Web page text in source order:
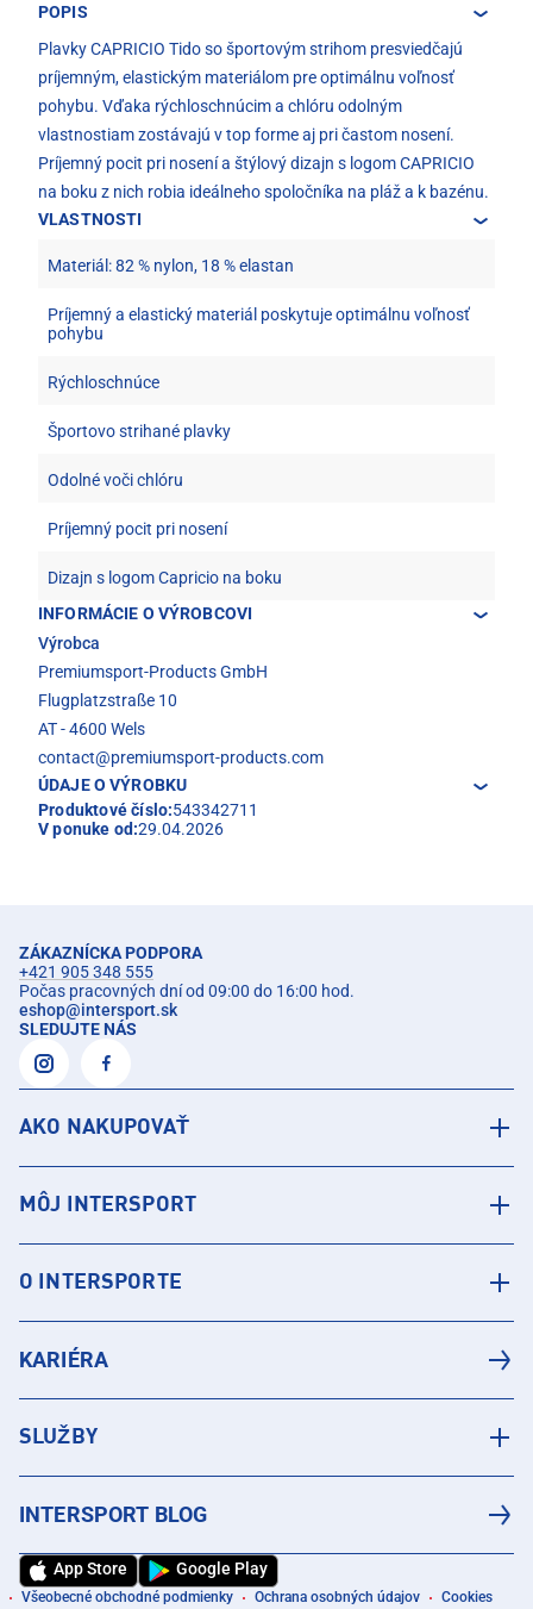
POPIS
Plavky CAPRICIO Tido so športovým strihom presviedčajú
príjemným, elastickým materiálom pre optimálnu voľnosť
pohybu. Vďaka rýchloschnúcim a chlóru odolným
vlastnostiam zostávajú v top forme aj pri častom nosení.
Príjemný pocit pri nosení a štýlový dizajn s logom CAPRICIO
na boku z nich robia ideálneho spoločníka na pláž a k bazénu.
VLASTNOSTI
Materiál: 82 % nylon, 18 % elastan
Príjemný a elastický materiál poskytuje optimálnu voľnosť
pohybu
Rýchloschnúce
Športovo strihané plavky
Odolné voči chlóru
Príjemný pocit pri nosení
Dizajn s logom Capricio na boku
INFORMÁCIE O VÝROBCOVI
Výrobca
Premiumsport-Products GmbH
Flugplatzstraße 10
AT - 4600 Wels
contact@premiumsport-products.com
ÚDAJE O VÝROBKU
Produktové číslo:543342711
V ponuke od:29.04.2026
ZÁKAZNÍCKA PODPORA
+421 905 348 555
Počas pracovných dní od 09:00 do 16:00 hod.
eshop@intersport.sk
SLEDUJTE NÁS
AKO NAKUPOVAŤ
MÔJ INTERSPORT
O INTERSPORTE
KARIÉRA
SLUŽBY
INTERSPORT BLOG
App Store Google Play
Všeobecné obchodné podmienky Ochrana osobných údajov
Cookies